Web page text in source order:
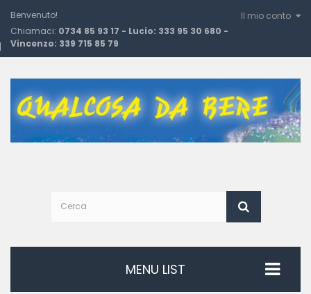
Il mio conto
Benvenuto!
Chiamaci: 0734 85 93 17 - Lucio: 333 95 30 680 -
Vincenzo: 339 715 85 79
MENU LIST